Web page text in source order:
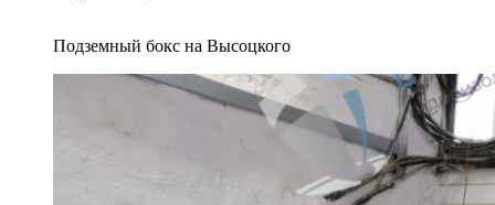
Подземный бокс на Высоцкого